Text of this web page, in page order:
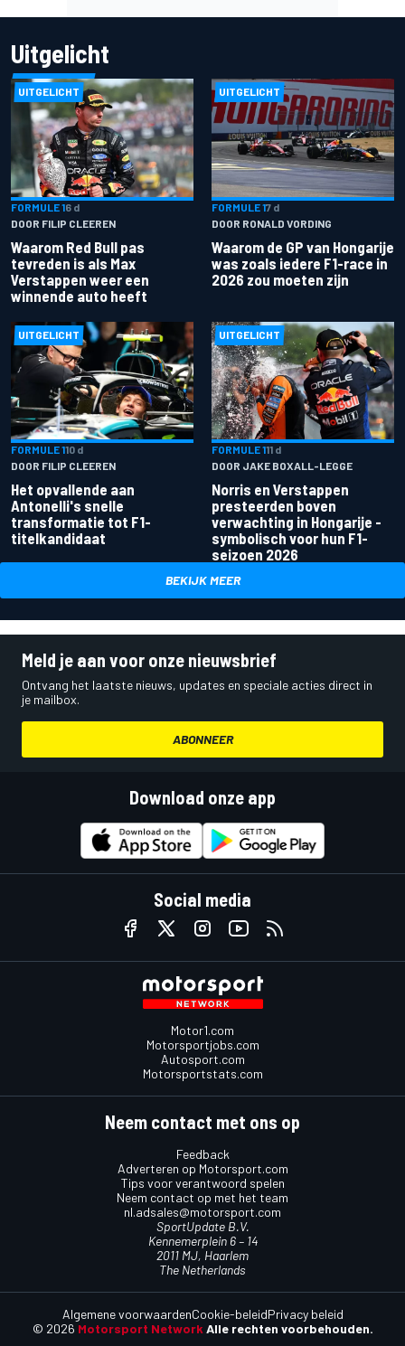
Uitgelicht
UITGELICHT
FORMULE 16 d
DOOR FILIP CLEEREN
Waarom Red Bull pas
tevreden is als Max
Verstappen weer een
winnende auto heeft
UITGELICHT
FORMULE 17 d
DOOR RONALD VORDING
Waarom de GP van Hongarije
was zoals iedere F1-race in
2026 zou moeten zijn
UITGELICHT
FORMULE 110 d
DOOR FILIP CLEEREN
Het opvallende aan
Antonelli's snelle
transformatie tot F1-
titelkandidaat
UITGELICHT
FORMULE 111 d
DOOR JAKE BOXALL-LEGGE
Norris en Verstappen
presteerden boven
verwachting in Hongarije -
symbolisch voor hun F1-
seizoen 2026
BEKIJK MEER
Meld je aan voor onze nieuwsbrief
Ontvang het laatste nieuws, updates en speciale acties direct in
je mailbox.
ABONNEER
Download onze app
Social media
Motor1.com
Motorsportjobs.com
Autosport.com
Motorsportstats.com
Neem contact met ons op
Feedback
Adverteren op Motorsport.com
Tips voor verantwoord spelen
Neem contact op met het team
nl.adsales@motorsport.com
SportUpdate B.V.
Kennemerplein 6 – 14
2011 MJ, Haarlem
The Netherlands
© 2026 Motorsport Network Alle rechten voorbehouden.
Algemene voorwaardenCookie-beleidPrivacy beleid